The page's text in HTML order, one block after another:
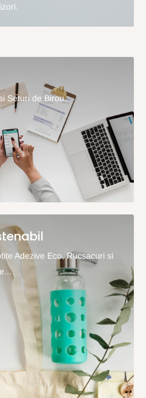
Seturi de Birou...
Adezive Eco, Rucsacuri si